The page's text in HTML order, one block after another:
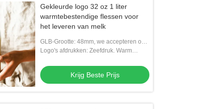
Gekleurde logo 32 oz 1 liter
warmtebestendige flessen voor
het leveren van melk
GLB-Grootte: 48mm, we accepteren ook
aangepaste nekgrootte
Logo's afdrukken: Zeefdruk. Warm
Krijg Beste Prijs